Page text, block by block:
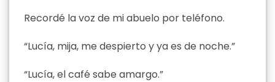
Recordé la voz de mi abuelo por teléfono.
“Lucía, mija, me despierto y ya es de noche.”
“Lucía, el café sabe amargo.”